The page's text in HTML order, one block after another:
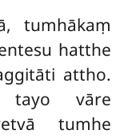
tumhākaṃ
hatthe
attho.
tayo vāre
tumhe